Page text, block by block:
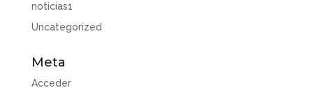
noticias1
Uncategorized
Meta
Acceder